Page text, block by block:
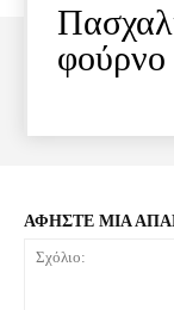
φούρνο
ΑΦΗΣΤΕ ΜΙΑ